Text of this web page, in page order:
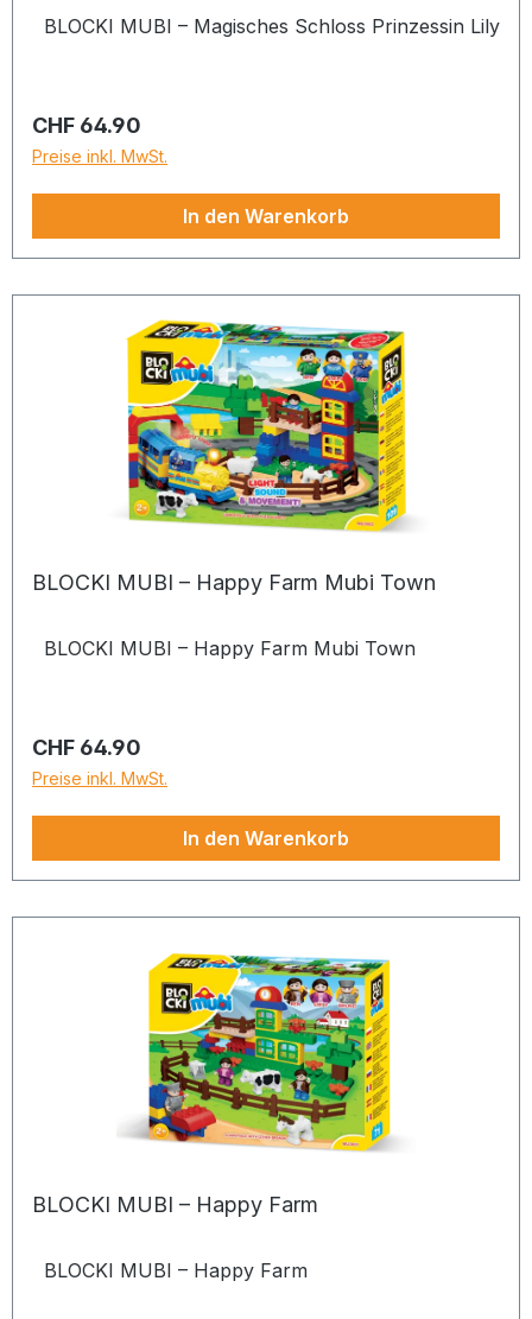
BLOCKI MUBI – Magisches Schloss Prinzessin Lily
Regulärer Preis:
CHF 64.90
Preise inkl. MwSt.
In den Warenkorb
BLOCKI MUBI – Happy Farm Mubi Town
BLOCKI MUBI – Happy Farm Mubi Town
Regulärer Preis:
CHF 64.90
Preise inkl. MwSt.
In den Warenkorb
BLOCKI MUBI – Happy Farm
BLOCKI MUBI – Happy Farm